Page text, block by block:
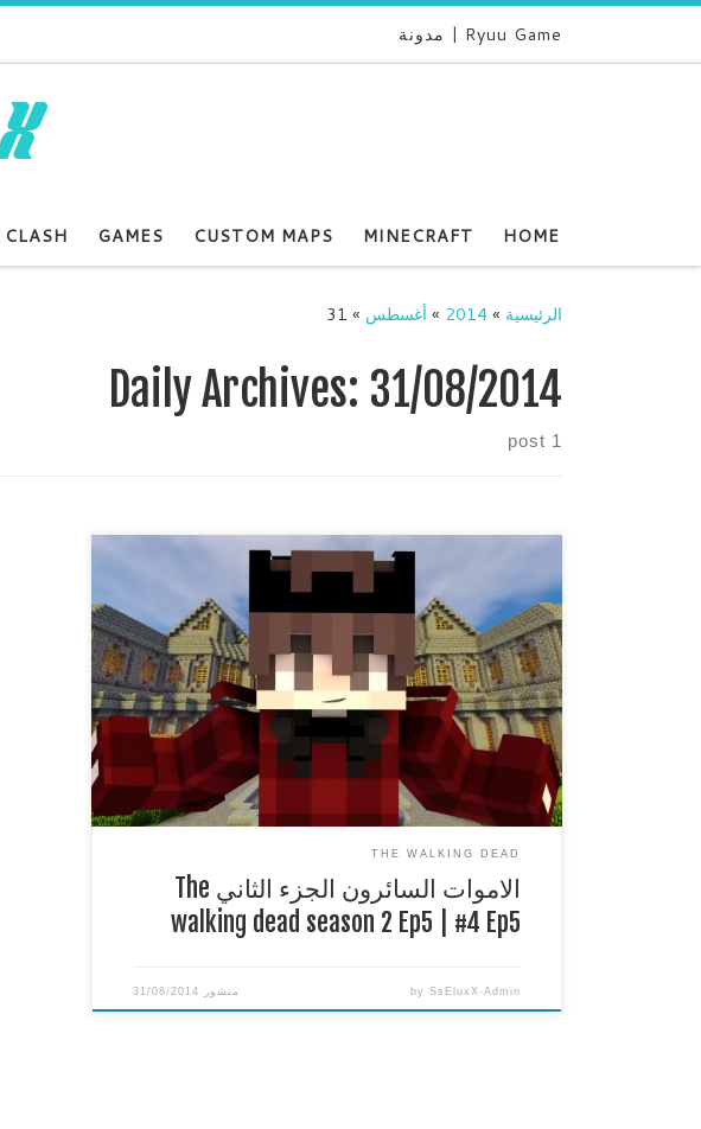
Ryuu Game | مدونة
HOME
MINECRAFT
CUSTOM MAPS
GAMES
CLASH
الرئيسية »
2014
» أغسطس »
31
Daily Archives: 31/08/2014
1 post
الاموات السائرون الجزء الثاني The walking dead season 2
Ep5 | #4 Ep5
*********************************************
** قناتي الاولى http://www.youtube.com/user/SsEluxX
قناتي الثانية http://www.youtube.com/user/SsEluxX1 قناة
البث http://www.twitch.tv/sseluxx my twitter :
https://twitter.com/SsEluxX my instagram :
http://instagram.com/sseluxx اذا عجبك الفيديو لا تنسى
التقييم واتمنى اذا كان عندك اي اقتراحات تكتب في الكومنت
*********************************************
** لا تنسون لايك […]
THE WALKING DEAD
الاموات السائرون الجزء الثاني The
walking dead season 2 Ep5 | #4 Ep5
by SsEluxX-Admin منشور 31/08/2014